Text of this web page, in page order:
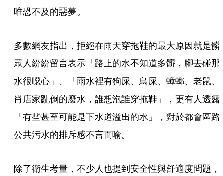
唯恐不及的惡夢。
多數網友指出，拒絕在雨天穿拖鞋的最大原因就是髒
眾人紛紛留言表示「路上的水不知道多髒，腳去碰那
水很噁心」、「雨水裡有狗屎、鳥屎、蟑螂、老鼠、
肖店家亂倒的廢水，誰想泡誰穿拖鞋」，更有人透露
「有些甚至可能是下水道溢出的水」，對於都會區路
公共污水的排斥感不言而喻。
除了衛生考量，不少人也提到安全性與舒適度問題，